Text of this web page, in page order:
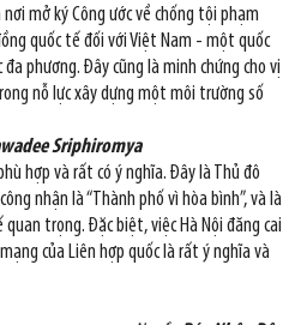
mở ký Công ước về chống tội phạm
quốc tế đối với Việt Nam - một quốc
phương. Đây cũng là minh chứng cho vị
nỗ lực xây dựng một môi trường số
Sriphiromya
hợp và rất có ý nghĩa. Đây là Thủ đô
nhận là “Thành phố vì hòa bình”, và là
trọng. Đặc biệt, việc Hà Nội đăng cai
của Liên hợp quốc là rất ý nghĩa và